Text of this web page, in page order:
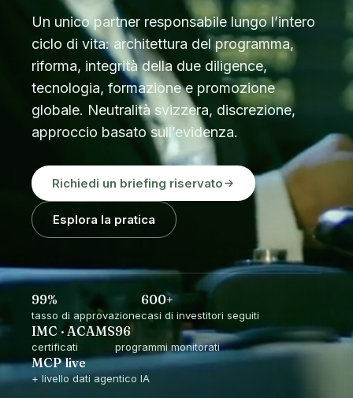
Un unico partner responsabile lungo l’intero
ciclo di vita: architettura del programma,
riforma, integrità della due diligence,
tecnologia, formazione e promozione
globale. Neutralità svizzera, discrezione,
approccio basato sull’evidenza.
Richiedi un briefing riservato
Esplora la pratica
99%
tasso di approvazione
600+
casi di investitori seguiti
IMC · ACAMS
certificati
96
programmi monitorati
MCP live
+ livello dati agentico IA